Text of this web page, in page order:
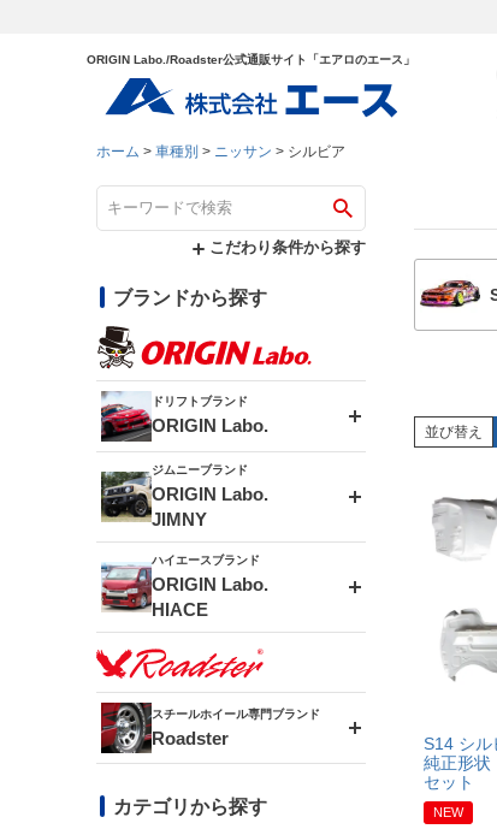
ORIGIN Labo./Roadster公式通販サイト「エアロのエース」
ホーム 車種別 ニッサン シルビア
こだわり条件から探す
ブランドから探す
ドリフトブランド
ORIGIN Labo.
エアロシリーズ
ドリフトライン
風神(180SX)
雷神(S15)
龍神(チェイサー)
フロントフェンダー
リアフェンダー
ブラッシュフェンダー
コンバットアイ
ジムニーブランド
ORIGIN Labo.
JIMNY
アルミホイール
MUD-ZEUS
アルミホイール
MUD-SR7
MUD-S7
ハイエースブランド
ORIGIN Labo.
HIACE
エアロシリーズ
LUX MODEL SP
LUX MODEL
オーバーフェンダー
リアウイング
スチールホイール専門ブランド
Roadster
DAYTONA-RS
カテゴリから探す
並び替え
S14 シル
純正形状
セット
NEW